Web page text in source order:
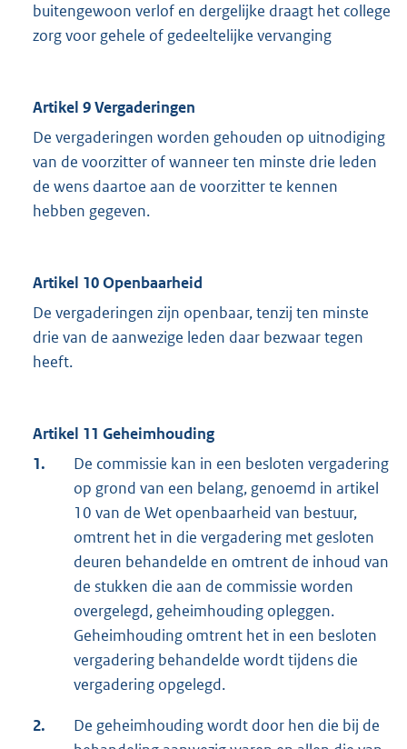
buitengewoon verlof en dergelijke draagt het college
zorg voor gehele of gedeeltelijke vervanging
Artikel 9 Vergaderingen
De vergaderingen worden gehouden op uitnodiging
van de voorzitter of wanneer ten minste drie leden
de wens daartoe aan de voorzitter te kennen
hebben gegeven.
Artikel 10 Openbaarheid
De vergaderingen zijn openbaar, tenzij ten minste
drie van de aanwezige leden daar bezwaar tegen
heeft.
Artikel 11 Geheimhouding
1.
De commissie kan in een besloten vergadering
op grond van een belang, genoemd in artikel
10 van de Wet openbaarheid van bestuur,
omtrent het in die vergadering met gesloten
deuren behandelde en omtrent de inhoud van
de stukken die aan de commissie worden
overgelegd, geheimhouding opleggen.
Geheimhouding omtrent het in een besloten
vergadering behandelde wordt tijdens die
vergadering opgelegd.
2.
De geheimhouding wordt door hen die bij de